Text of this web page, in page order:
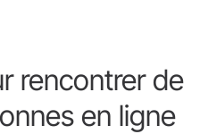
rencontrer de
en ligne